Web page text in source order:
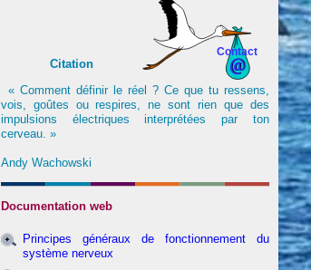
Contact
Citation
« Comment définir le réel ? Ce que tu ressens,
vois, goûtes ou respires, ne sont rien que des
impulsions électriques interprétées par ton
cerveau. »
Andy Wachowski
Documentation web
Principes généraux de fonctionnement du
système nerveux